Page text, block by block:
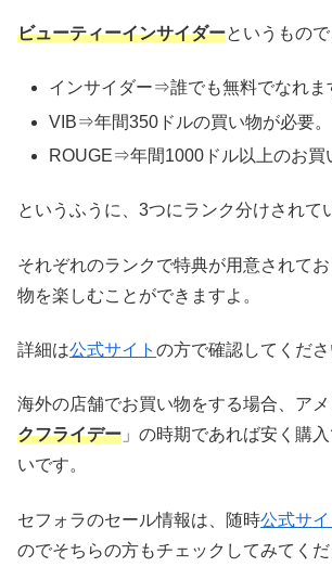
ビューティーインサイダーというもので
インサイダー⇒誰でも無料でなれま
VIB⇒年間350ドルの買い物が必要。
ROUGE⇒年間1000ドル以上のお買
というふうに、3つにランク分けされて
それぞれのランクで特典が用意されて
物を楽しむことができますよ。
詳細は公式サイト の方で確認してくださ
海外の店舗でお買い物をする場合、アメ
クフライデー 」の時期であれば安く購
いです。
セフォラのセール情報は、随時公式サイ
のでそちらの方もチェックしてみてくだ